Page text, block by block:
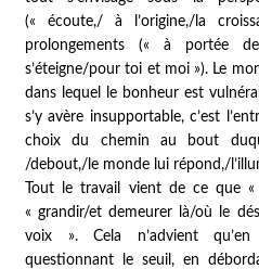
(« écoute,/ à l’origine,/la
prolongements (« à portée
s’éteigne/pour toi et moi »). Le
dans lequel le bonheur est
s’y avère insupportable, c’est
choix du chemin au bout
/debout,/le monde lui répond,/
Tout le travail vient de ce que
« grandir/et demeurer là/où le
voix ». Cela n’advient
questionnant le seuil, en